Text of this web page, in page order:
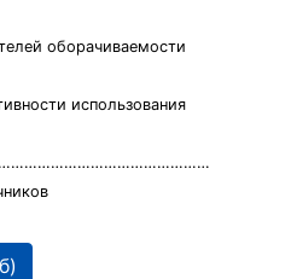
оборачиваемости
использования